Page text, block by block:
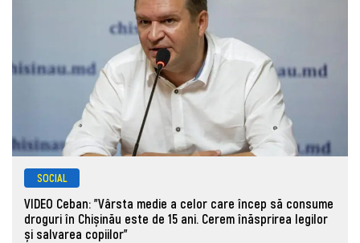
SOCIAL
VIDEO Ceban: "Vârsta medie a celor care încep să consume
droguri în Chișinău este de 15 ani. Cerem înăsprirea legilor
și salvarea copiilor"